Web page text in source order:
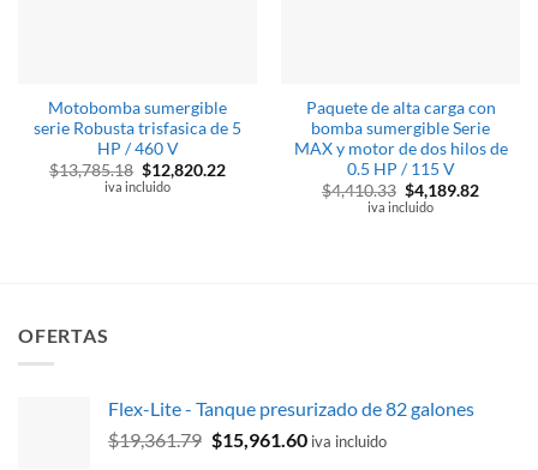
Motobomba sumergible
serie Robusta trisfasica de 5
HP / 460 V
$13,785.18 El
precio
$12,820.22El
iva incluido
Paquete de alta carga con
bomba sumergible Serie
MAX y motor de dos hilos de
0.5 HP / 115 V
$4,410.33 El
precio
$4,189.82El
iva incluido
OFERTAS
Flex-Lite - Tanque presurizado de 82 galones
$19,361.79 El
$15,961.60Eliva incluido